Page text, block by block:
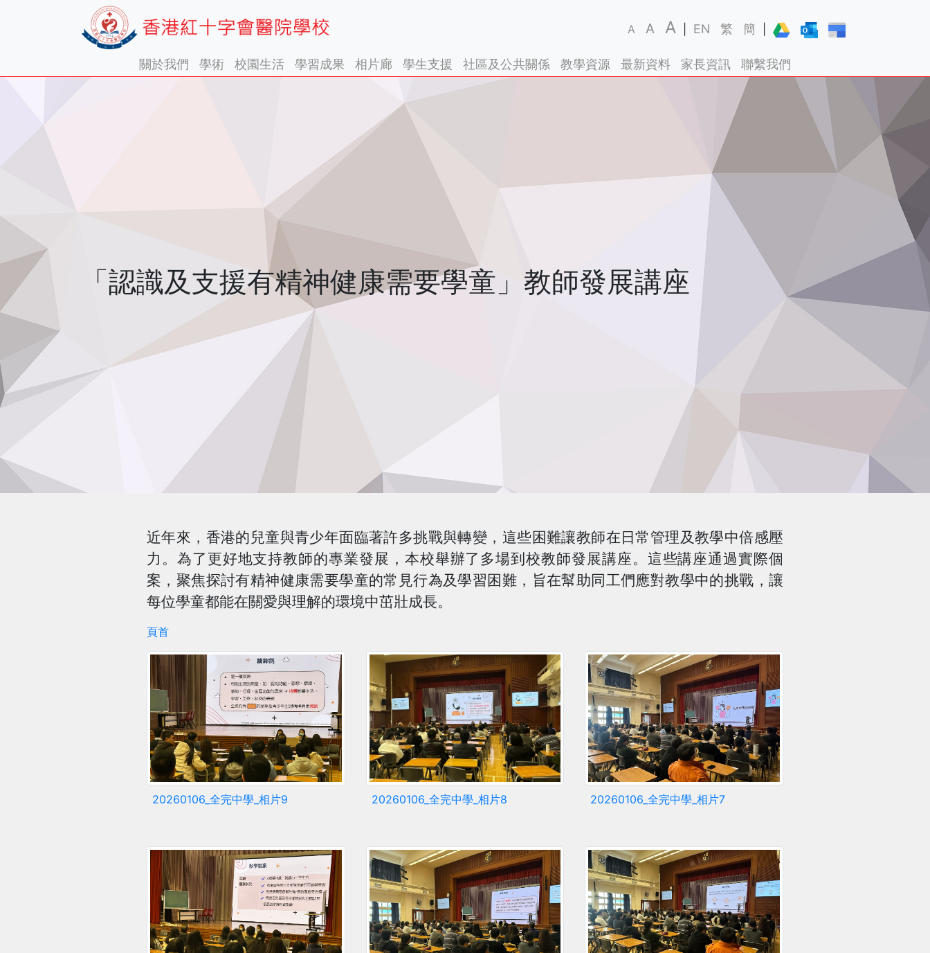
A A A EN 繁 簡
關於我們 學術 校園生活 學習成果 相片廊 學生支援 社區及公共關係 教學資源 最新資料 家長資訊 聯繫我們
「認識及支援有精神健康需要學童」教師發展講座
近年來，香港的兒童與青少年面臨著許多挑戰與轉變，這些困難讓教師在日常管理及教學中倍感壓
力。為了更好地支持教師的專業發展，本校舉辦了多場到校教師發展講座。這些講座通過實際個
案，聚焦探討有精神健康需要學童的常見行為及學習困難，旨在幫助同工們應對教學中的挑戰，讓
每位學童都能在關愛與理解的環境中茁壯成長。
頁首
20260106_全完中學_相片9 20260106_全完中學_相片8 20260106_全完中學_相片7